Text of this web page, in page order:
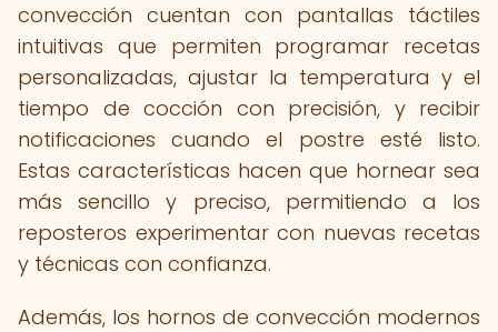
convección cuentan con pantallas táctiles
intuitivas que permiten programar recetas
personalizadas, ajustar la temperatura y el
tiempo de cocción con precisión, y recibir
notificaciones cuando el postre esté listo.
Estas características hacen que hornear sea
más sencillo y preciso, permitiendo a los
reposteros experimentar con nuevas recetas
y técnicas con confianza.
Además, los hornos de convección modernos